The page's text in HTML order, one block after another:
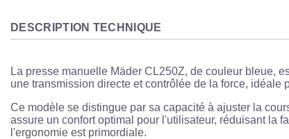
DESCRIPTION TECHNIQUE
La presse manuelle Mäder CL250Z, de couleur bleue,
une transmission directe et contrôlée de la force, idéale
Ce modèle se distingue par sa capacité à ajuster la
assure un confort optimal pour l'utilisateur, réduisant la
l'ergonomie est primordiale.